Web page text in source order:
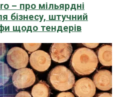
– про мільярдні
бізнесу, штучний
щодо тендерів